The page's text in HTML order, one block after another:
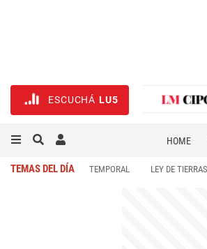
ESCUCHÁ LU5
HOME
TEMAS DEL DÍA TEMPORAL LEY DE TIERRAS